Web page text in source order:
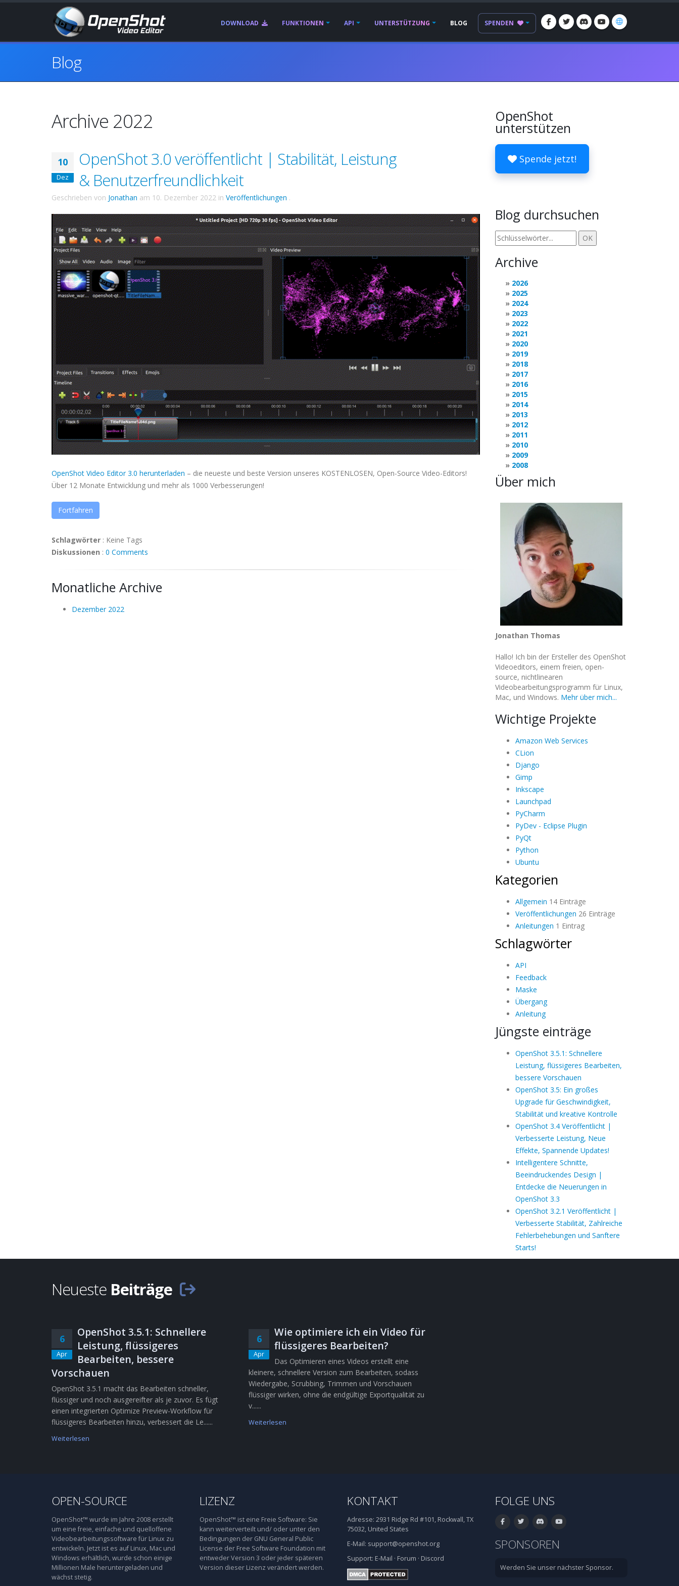
DOWNLOAD FUNKTIONEN API UNTERSTÜTZUNG BLOG SPENDEN
Blog
Archive 2022
10
Dez
OpenShot 3.0 veröffentlicht | Stabilität, Leistung
& Benutzerfreundlichkeit
Geschrieben von Jonathan am 10. Dezember 2022 in Veröffentlichungen .
OpenShot Video Editor 3.0 herunterladen – die neueste und beste Version unseres KOSTENLOSEN, Open-Source Video-Editors!
Über 12 Monate Entwicklung und mehr als 1000 Verbesserungen!
Fortfahren
Schlagwörter : Keine Tags
Diskussionen : 0 Comments
Monatliche Archive
Dezember 2022
OpenShot
unterstützen
Spende jetzt!
Blog durchsuchen
Archive
2026
2025
2024
2023
2022
2021
2020
2019
2018
2017
2016
2015
2014
2013
2012
2011
2010
2009
2008
Über mich
Jonathan Thomas
Hallo! Ich bin der Ersteller des OpenShot
Videoeditors, einem freien, open-
source, nichtlinearen
Videobearbeitungsprogramm für Linux,
Mac, und Windows. Mehr über mich...
Wichtige Projekte
Amazon Web Services
CLion
Django
Gimp
Inkscape
Launchpad
PyCharm
PyDev - Eclipse Plugin
PyQt
Python
Ubuntu
Kategorien
Allgemein 14 Einträge
Veröffentlichungen 26 Einträge
Anleitungen 1 Eintrag
Schlagwörter
API
Feedback
Maske
Übergang
Anleitung
Jüngste einträge
OpenShot 3.5.1: Schnellere
Leistung, flüssigeres Bearbeiten,
bessere Vorschauen
OpenShot 3.5: Ein großes
Upgrade für Geschwindigkeit,
Stabilität und kreative Kontrolle
OpenShot 3.4 Veröffentlicht |
Verbesserte Leistung, Neue
Effekte, Spannende Updates!
Intelligentere Schnitte,
Beeindruckendes Design |
Entdecke die Neuerungen in
OpenShot 3.3
OpenShot 3.2.1 Veröffentlicht |
Verbesserte Stabilität, Zahlreiche
Fehlerbehebungen und Sanftere
Starts!
Neueste Beiträge
6
Apr
OpenShot 3.5.1: Schnellere
Leistung, flüssigeres
Bearbeiten, bessere
Vorschauen
OpenShot 3.5.1 macht das Bearbeiten schneller,
flüssiger und noch ausgereifter als je zuvor. Es fügt
einen integrierten Optimize Preview-Workflow für
flüssigeres Bearbeiten hinzu, verbessert die Le......
Weiterlesen
6
Apr
Wie optimiere ich ein Video für
flüssigeres Bearbeiten?
Das Optimieren eines Videos erstellt eine
kleinere, schnellere Version zum Bearbeiten, sodass
Wiedergabe, Scrubbing, Trimmen und Vorschauen
flüssiger wirken, ohne die endgültige Exportqualität zu
v......
Weiterlesen
OPEN-SOURCE
OpenShot™ wurde im Jahre 2008 erstellt
um eine freie, einfache und quelloffene
Videobearbeitungssoftware für Linux zu
entwickeln. Jetzt ist es auf Linux, Mac und
Windows erhältlich, wurde schon einige
Millionen Male heruntergeladen und
wächst stetig.
LIZENZ
OpenShot™ ist eine Freie Software: Sie
kann weiterverteilt und/ oder unter den
Bedingungen der GNU General Public
License der Free Software Foundation mit
entweder Version 3 oder jeder späteren
Version dieser Lizenz verändert werden.
KONTAKT
Adresse: 2931 Ridge Rd #101, Rockwall, TX
75032, United States
E-Mail: support@openshot.org
Support: E-Mail · Forum · Discord
FOLGE UNS
SPONSOREN
Werden Sie unser nächster Sponsor.